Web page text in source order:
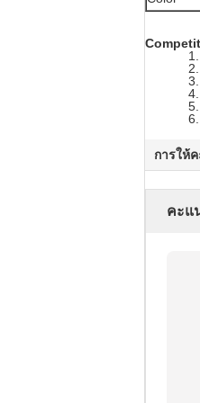
การให้
คะแ